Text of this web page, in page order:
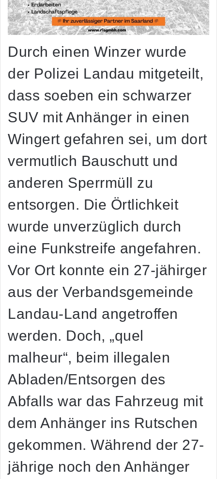
Durch einen Winzer wurde
der Polizei Landau mitgeteilt,
dass soeben ein schwarzer
SUV mit Anhänger in einen
Wingert gefahren sei, um dort
vermutlich Bauschutt und
anderen Sperrmüll zu
entsorgen. Die Örtlichkeit
wurde unverzüglich durch
eine Funkstreife angefahren.
Vor Ort konnte ein 27-jähirger
aus der Verbandsgemeinde
Landau-Land angetroffen
werden. Doch, „quel
malheur“, beim illegalen
Abladen/Entsorgen des
Abfalls war das Fahrzeug mit
dem Anhänger ins Rutschen
gekommen. Während der 27-
jährige noch den Anhänger